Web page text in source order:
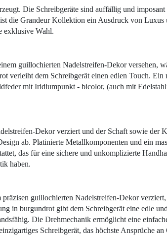
Die Schreibgeräte sind auffällig und
die Grandeur Kollektion ein Ausdruck von Luxus
exklusive Wahl.
guillochierten Nadelstreifen-Dekor versehen,
verleiht dem Schreibgerät einen edlen Touch. Ein
mit Iridiumpunkt - bicolor, (auch mit
Dekor verziert und der Schaft sowie der
ab. Platinierte Metallkomponenten und ein
das für eine sichere und unkomplizierte
haben.
guillochierten Nadelstreifen-Dekor
in burgundrot gibt dem Schreibgerät eine edle
Die Drehmechanik ermöglicht eine
Schreibgerät, das höchste Ansprüche an